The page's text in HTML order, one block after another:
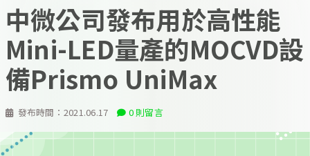
發布時間： 2021.06.17 0 則留言
中微公司發布用於高性能
Mini-LED量產的MOCVD設
備Prismo UniMax